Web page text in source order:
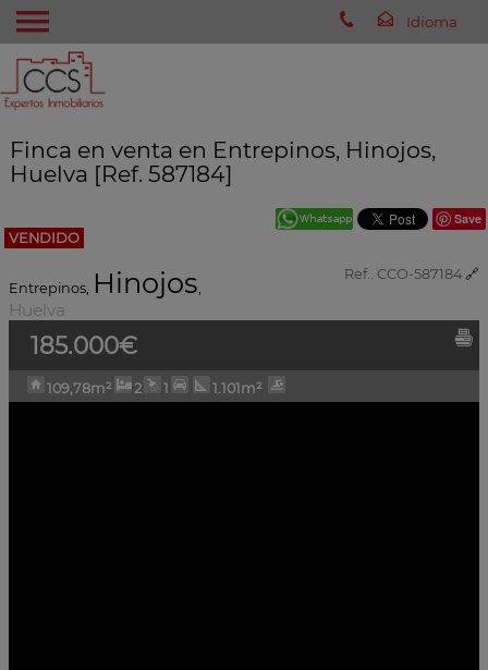
Finca en venta en Entrepinos, Hinojos,
Huelva [Ref. 587184]
Save
VENDIDO
Ref.. CCO-587184 🔗
Entrepinos, Hinojos,
Huelva
185.000€
109,78m² 2 1 1.101m²